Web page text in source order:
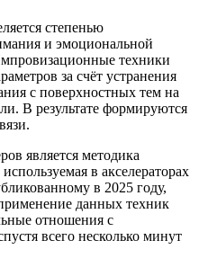
степенью
и эмоциональной
техники
за счёт устранения
с поверхностных тем на
В результате формируются
является методика
в акселераторах
в 2025 году,
данных техник
отношения с
всего несколько минут